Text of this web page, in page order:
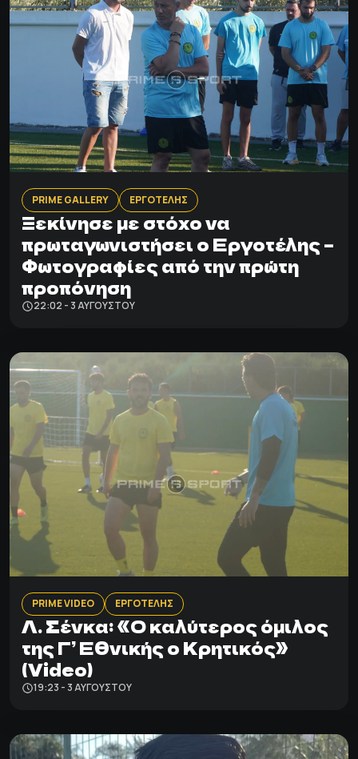
PRIME GALLERY ΕΡΓΟΤΕΛΗΣ
Ξεκίνησε με στόχο να
πρωταγωνιστήσει ο Εργοτέλης –
Φωτογραφίες από την πρώτη
προπόνηση
22:02 - 3 ΑΥΓΟΎΣΤΟΥ
PRIME VIDEO ΕΡΓΟΤΕΛΗΣ
Λ. Σένκα: «Ο καλύτερος όμιλος
της Γ’ Εθνικής ο Κρητικός»
(Video)
19:23 - 3 ΑΥΓΟΎΣΤΟΥ